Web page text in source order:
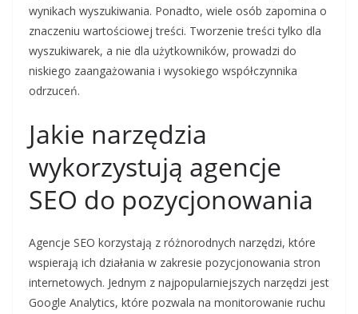
wynikach wyszukiwania. Ponadto, wiele osób zapomina o
znaczeniu wartościowej treści. Tworzenie treści tylko dla
wyszukiwarek, a nie dla użytkowników, prowadzi do
niskiego zaangażowania i wysokiego współczynnika
odrzuceń.
Jakie narzędzia
wykorzystują agencje
SEO do pozycjonowania
Agencje SEO korzystają z różnorodnych narzędzi, które
wspierają ich działania w zakresie pozycjonowania stron
internetowych. Jednym z najpopularniejszych narzędzi jest
Google Analytics, które pozwala na monitorowanie ruchu